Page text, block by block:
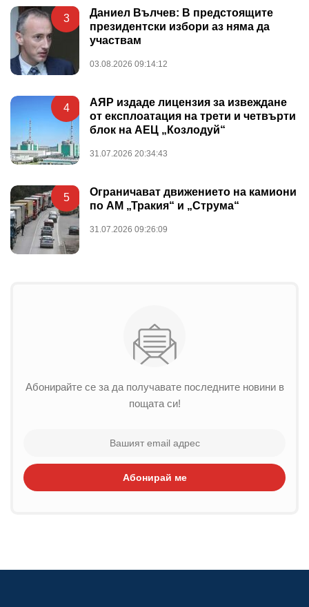
3
Даниел Вълчев: В предстоящите
президентски избори аз няма да
участвам
03.08.2026 09:14:12
4
АЯР издаде лицензия за извеждане
от експлоатация на трети и четвърти
блок на АЕЦ „Козлодуй“
31.07.2026 20:34:43
5
Ограничават движението на камиони
по АМ „Тракия“ и „Струма“
31.07.2026 09:26:09
Абонирайте се за да получавате последните новини в
пощата си!
Абонирай ме